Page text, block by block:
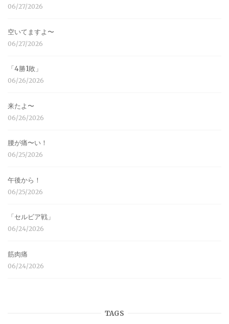
06/27/2026
空いてますよ〜
06/27/2026
「4勝1敗」
06/26/2026
来たよ〜
06/26/2026
腰が痛〜い！
06/25/2026
午後から！
06/25/2026
「セルビア戦」
06/24/2026
筋肉痛
06/24/2026
TAGS